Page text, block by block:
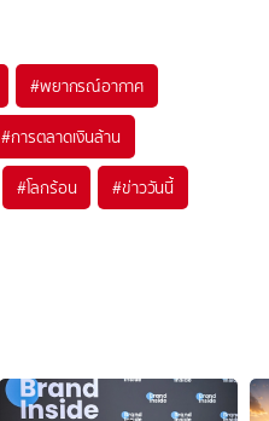
#พยากรณ์อากาศ
#การตลาดเงินล้าน
#โลกร้อน #ข่าววันนี้